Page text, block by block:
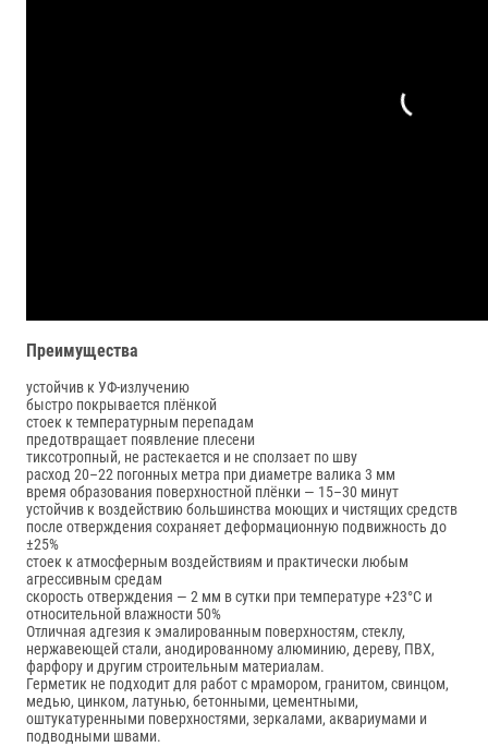
Преимущества
устойчив к УФ-излучению
быстро покрывается плёнкой
стоек к температурным перепадам
предотвращает появление плесени
тиксотропный, не растекается и не сползает по шву
расход 20–22 погонных метра при диаметре валика 3 мм
время образования поверхностной плёнки — 15–30 минут
устойчив к воздействию большинства моющих и чистящих средств
после отверждения сохраняет деформационную подвижность до
±25%
стоек к атмосферным воздействиям и практически любым
агрессивным средам
скорость отверждения — 2 мм в сутки при температуре +23°С и
относительной влажности 50%
Отличная адгезия к эмалированным поверхностям, стеклу,
нержавеющей стали, анодированному алюминию, дереву, ПВХ,
фарфору и другим строительным материалам.
Герметик не подходит для работ с мрамором, гранитом, свинцом,
медью, цинком, латунью, бетонными, цементными,
оштукатуренными поверхностями, зеркалами, аквариумами и
подводными швами.